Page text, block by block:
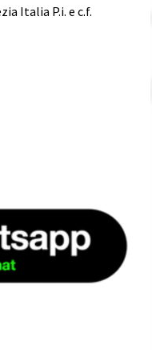
Italia P.i. e c.f.